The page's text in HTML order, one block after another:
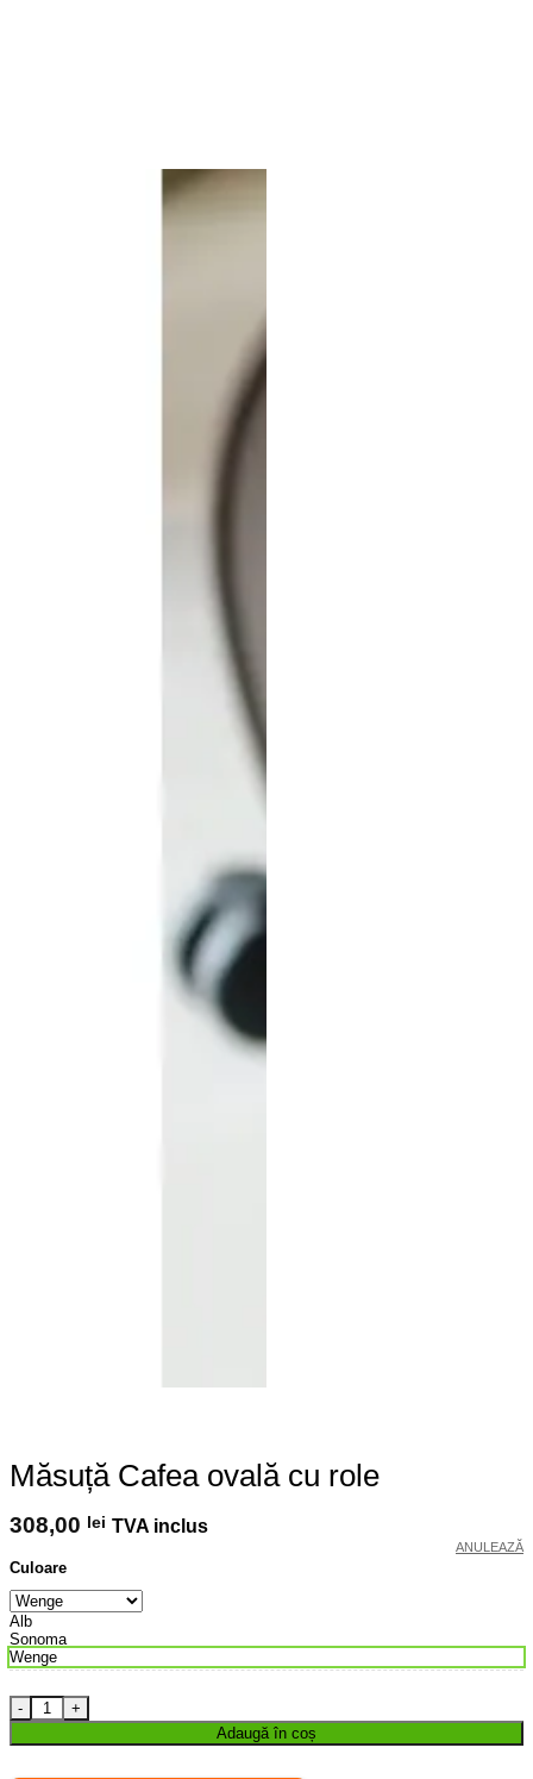
Măsuță Cafea ovală cu role
308,00 lei TVA inclus
Culoare
Alb
Sonoma
Wenge
ANULEAZĂ
Cantitate Măsuță Cafea ovală cu role
Adaugă în coș